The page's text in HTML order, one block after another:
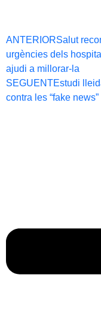
ANTERIORSalut
urgències dels
ajudi a millorar-la
SEGUENTEstudi
contra les “fake